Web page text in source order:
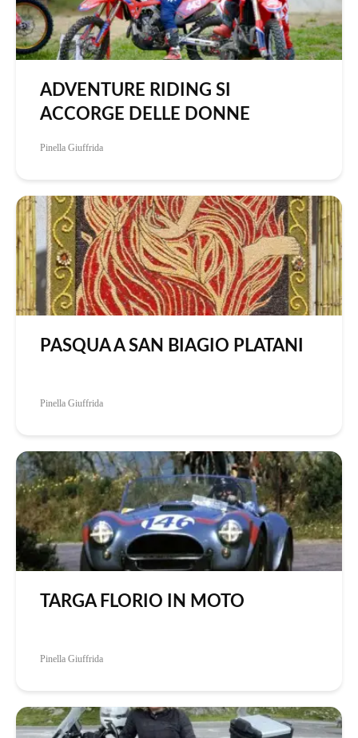
ADVENTURE RIDING SI
ACCORGE DELLE DONNE
Pinella Giuffrida
PASQUA A SAN BIAGIO PLATANI
Pinella Giuffrida
TARGA FLORIO IN MOTO
Pinella Giuffrida